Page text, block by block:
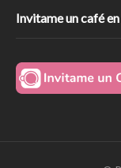
Invitame un café